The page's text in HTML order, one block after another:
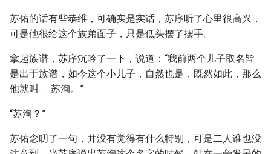
苏佑的话有些恭维，可确实是实话，苏序听了心里很高兴，
可是他很给这个族弟面子，只是低头摆了摆手。
拿起族谱，苏序沉吟了一下，说道：“我前两个儿子取名皆
是出于族谱，如今这个小儿子，自然也是，既然如此，那么
他就叫……苏洵。”
“苏洵？”
苏佑念叨了一句，并没有觉得有什么特别，可是二人谁也没